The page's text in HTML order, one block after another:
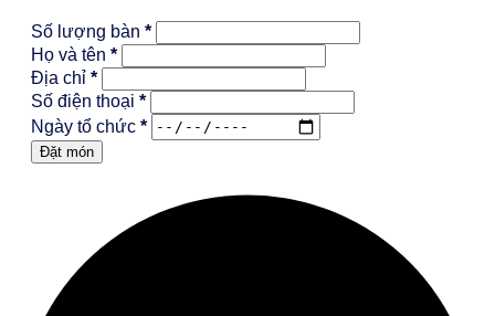
Số lượng bàn *
Họ và tên *
Địa chỉ *
Số điện thoại *
Ngày tổ chức *
Đặt món